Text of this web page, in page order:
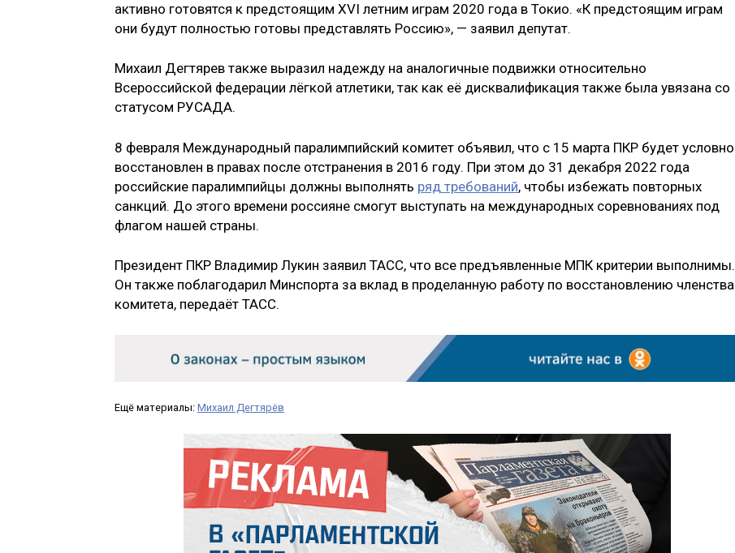
активно готовятся к предстоящим XVI летним играм 2020 года в Токио. «К предстоящим играм
они будут полностью готовы представлять Россию», — заявил депутат.
Михаил Дегтярев также выразил надежду на аналогичные подвижки относительно
Всероссийской федерации лёгкой атлетики, так как её дисквалификация также была увязана со
статусом РУСАДА.
8 февраля Международный паралимпийский комитет объявил, что с 15 марта ПКР будет условно
восстановлен в правах после отстранения в 2016 году. При этом до 31 декабря 2022 года
российские паралимпийцы должны выполнять ряд требований, чтобы избежать повторных
санкций. До этого времени россияне смогут выступать на международных соревнованиях под
флагом нашей страны.
Президент ПКР Владимир Лукин заявил ТАСС, что все предъявленные МПК критерии выполнимы.
Он также поблагодарил Минспорта за вклад в проделанную работу по восстановлению членства
комитета, передаёт ТАСС.
Ещё материалы: Михаил Дегтярёв